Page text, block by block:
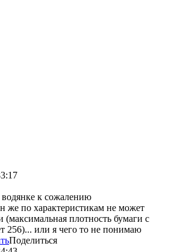
к сожалению
же по характеристикам не может
(максимальная плотность бумаги с
256)... или я чего то не понимаю
Поделиться